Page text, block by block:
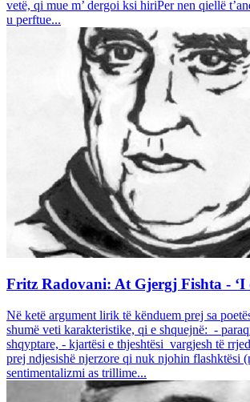
vetë, qi mue m’ dergoi ksi hiriPer nen qiellë
u perftue...
Fritz Radovani: At Gjergj Fishta - ‘I
Në ketë argument lirik të kënduem prej sa
shumë veti karakteristike, qi e shquejnë: -
shqyptare, - kjartësi e thjeshtësi vargjesh të
prej ndjesishë njerzore qi nuk njohin flashktësi
sentimentalizmi as trillime...